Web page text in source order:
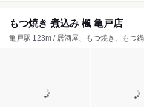
もつ焼き 煮込み 楓 亀戸店
亀戸駅 123m / 居酒屋、もつ焼き、もつ鍋